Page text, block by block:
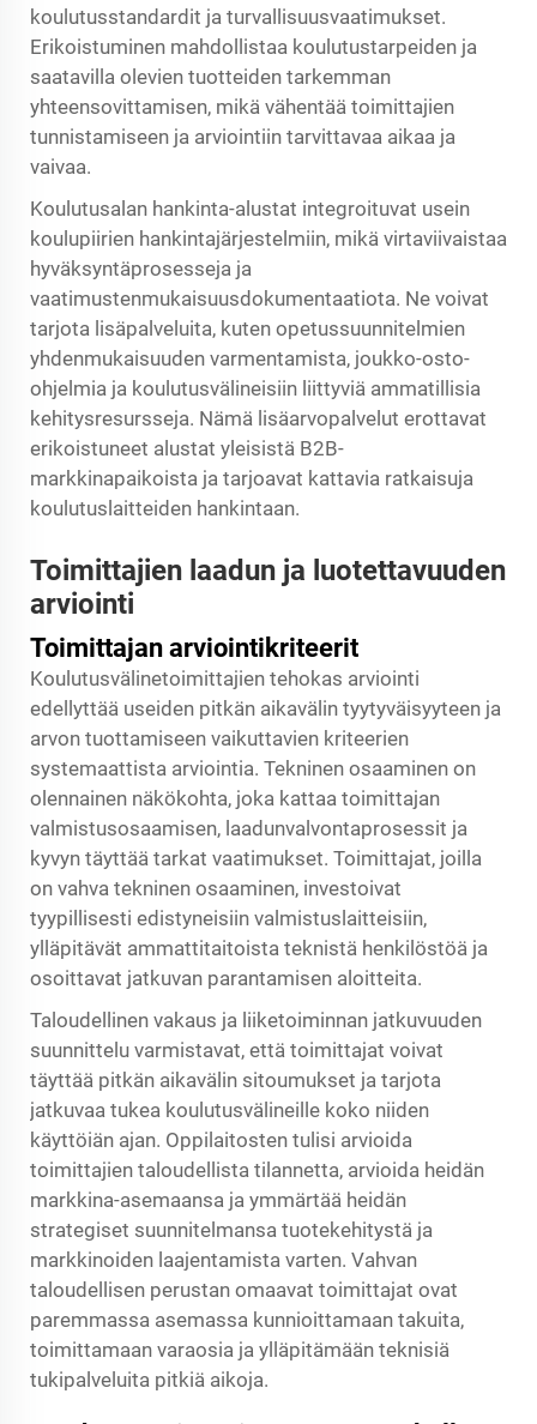
koulutusstandardit ja turvallisuusvaatimukset.
Erikoistuminen mahdollistaa koulutustarpeiden ja
saatavilla olevien tuotteiden tarkemman
yhteensovittamisen, mikä vähentää toimittajien
tunnistamiseen ja arviointiin tarvittavaa aikaa ja
vaivaa.
Koulutusalan hankinta-alustat integroituvat usein
koulupiirien hankintajärjestelmiin, mikä virtaviivaistaa
hyväksyntäprosesseja ja
vaatimustenmukaisuusdokumentaatiota. Ne voivat
tarjota lisäpalveluita, kuten opetussuunnitelmien
yhdenmukaisuuden varmentamista, joukko-osto-
ohjelmia ja koulutusvälineisiin liittyviä ammatillisia
kehitysresursseja. Nämä lisäarvopalvelut erottavat
erikoistuneet alustat yleisistä B2B-
markkinapaikoista ja tarjoavat kattavia ratkaisuja
koulutuslaitteiden hankintaan.
Toimittajien laadun ja luotettavuuden
arviointi
Toimittajan arviointikriteerit
Koulutusvälinetoimittajien tehokas arviointi
edellyttää useiden pitkän aikavälin tyytyväisyyteen ja
arvon tuottamiseen vaikuttavien kriteerien
systemaattista arviointia. Tekninen osaaminen on
olennainen näkökohta, joka kattaa toimittajan
valmistusosaamisen, laadunvalvontaprosessit ja
kyvyn täyttää tarkat vaatimukset. Toimittajat, joilla
on vahva tekninen osaaminen, investoivat
tyypillisesti edistyneisiin valmistuslaitteisiin,
ylläpitävät ammattitaitoista teknistä henkilöstöä ja
osoittavat jatkuvan parantamisen aloitteita.
Taloudellinen vakaus ja liiketoiminnan jatkuvuuden
suunnittelu varmistavat, että toimittajat voivat
täyttää pitkän aikavälin sitoumukset ja tarjota
jatkuvaa tukea koulutusvälineille koko niiden
käyttöiän ajan. Oppilaitosten tulisi arvioida
toimittajien taloudellista tilannetta, arvioida heidän
markkina-asemaansa ja ymmärtää heidän
strategiset suunnitelmansa tuotekehitystä ja
markkinoiden laajentamista varten. Vahvan
taloudellisen perustan omaavat toimittajat ovat
paremmassa asemassa kunnioittamaan takuita,
toimittamaan varaosia ja ylläpitämään teknisiä
tukipalveluita pitkiä aikoja.